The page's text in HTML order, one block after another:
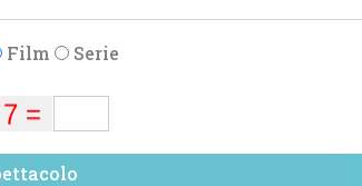
Film Serie